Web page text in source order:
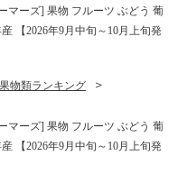
マーズ] 果物 フルーツ ぶどう 葡
【2026年9月中旬～10月上旬発
果物類ランキング
マーズ] 果物 フルーツ ぶどう 葡
【2026年9月中旬～10月上旬発